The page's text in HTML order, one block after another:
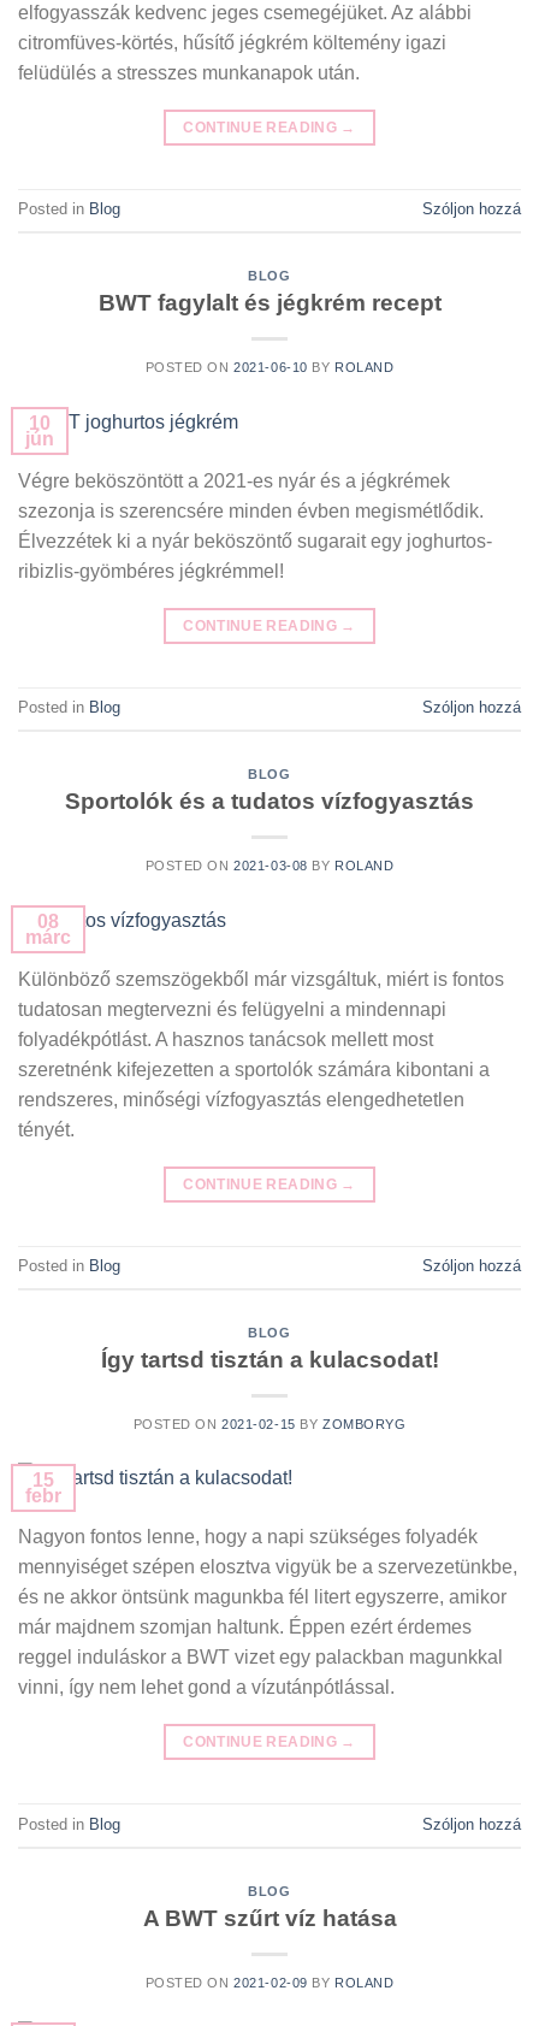
elfogyasszák kedvenc jeges csemegéjüket. Az alábbi
citromfüves-körtés, hűsítő jégkrém költemény igazi
felüdülés a stresszes munkanapok után.
CONTINUE READING →
Posted in Blog Szóljon hozzá
BLOG
BWT fagylalt és jégkrém recept
POSTED ON2021-06-10 BY ROLAND
10
jún
Végre beköszöntött a 2021-es nyár és a jégkrémek
szezonja is szerencsére minden évben megismétlődik.
Élvezzétek ki a nyár beköszöntő sugarait egy joghurtos-
ribizlis-gyömbéres jégkrémmel!
CONTINUE READING →
Posted in Blog Szóljon hozzá
BLOG
Sportolók és a tudatos vízfogyasztás
POSTED ON2021-03-08 BY ROLAND
08
márc
Különböző szemszögekből már vizsgáltuk, miért is fontos
tudatosan megtervezni és felügyelni a mindennapi
folyadékpótlást. A hasznos tanácsok mellett most
szeretnénk kifejezetten a sportolók számára kibontani a
rendszeres, minőségi vízfogyasztás elengedhetetlen
tényét.
CONTINUE READING →
Posted in Blog Szóljon hozzá
BLOG
Így tartsd tisztán a kulacsodat!
POSTED ON2021-02-15 BY ZOMBORYG
15
febr
Nagyon fontos lenne, hogy a napi szükséges folyadék
mennyiséget szépen elosztva vigyük be a szervezetünkbe,
és ne akkor öntsünk magunkba fél litert egyszerre, amikor
már majdnem szomjan haltunk. Éppen ezért érdemes
reggel induláskor a BWT vizet egy palackban magunkkal
vinni, így nem lehet gond a vízutánpótlással.
CONTINUE READING →
Posted in Blog Szóljon hozzá
BLOG
A BWT szűrt víz hatása
POSTED ON2021-02-09 BY ROLAND